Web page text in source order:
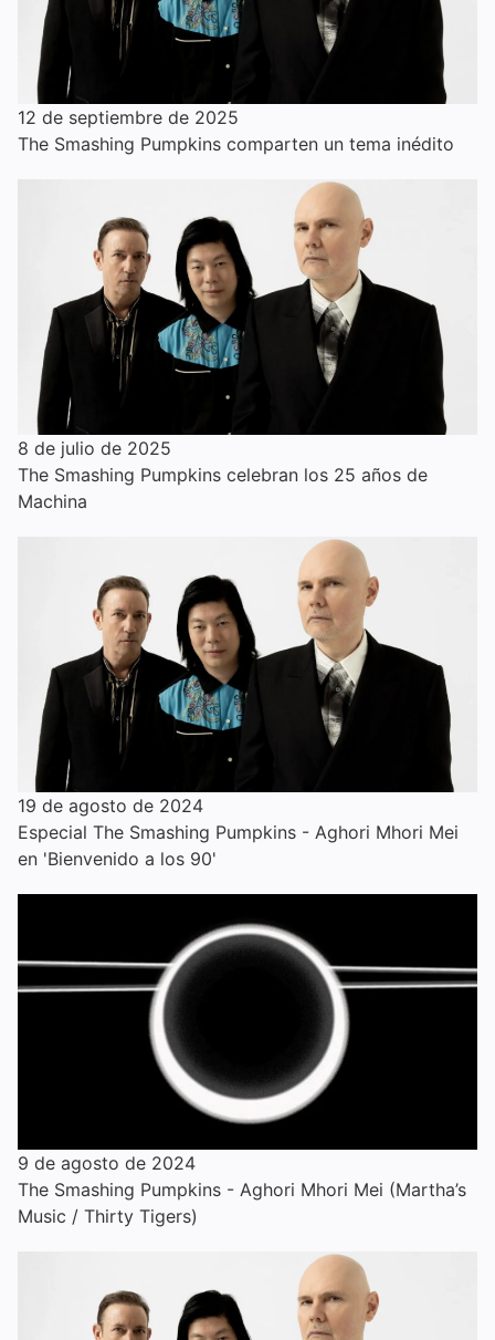
12 de septiembre de 2025
The Smashing Pumpkins comparten un tema inédito
8 de julio de 2025
The Smashing Pumpkins celebran los 25 años de
Machina
19 de agosto de 2024
Especial The Smashing Pumpkins - Aghori Mhori Mei
en 'Bienvenido a los 90'
9 de agosto de 2024
The Smashing Pumpkins - Aghori Mhori Mei (Martha’s
Music / Thirty Tigers)